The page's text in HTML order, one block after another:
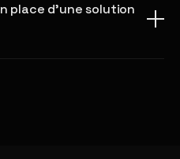
place d'une solution